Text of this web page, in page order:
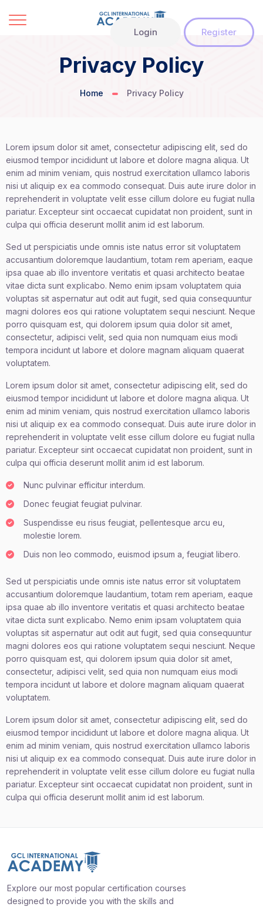
Login Register
Privacy Policy
Home Privacy Policy
Lorem ipsum dolor sit amet, consectetur adipiscing elit, sed do
eiusmod tempor incididunt ut labore et dolore magna aliqua. Ut
enim ad minim veniam, quis nostrud exercitation ullamco laboris
nisi ut aliquip ex ea commodo consequat. Duis aute irure dolor in
reprehenderit in voluptate velit esse cillum dolore eu fugiat nulla
pariatur. Excepteur sint occaecat cupidatat non proident, sunt in
culpa qui officia deserunt mollit anim id est laborum.
Sed ut perspiciatis unde omnis iste natus error sit voluptatem
accusantium doloremque laudantium, totam rem aperiam, eaque
ipsa quae ab illo inventore veritatis et quasi architecto beatae
vitae dicta sunt explicabo. Nemo enim ipsam voluptatem quia
voluptas sit aspernatur aut odit aut fugit, sed quia consequuntur
magni dolores eos qui ratione voluptatem sequi nesciunt. Neque
porro quisquam est, qui dolorem ipsum quia dolor sit amet,
consectetur, adipisci velit, sed quia non numquam eius modi
tempora incidunt ut labore et dolore magnam aliquam quaerat
voluptatem.
Lorem ipsum dolor sit amet, consectetur adipiscing elit, sed do
eiusmod tempor incididunt ut labore et dolore magna aliqua. Ut
enim ad minim veniam, quis nostrud exercitation ullamco laboris
nisi ut aliquip ex ea commodo consequat. Duis aute irure dolor in
reprehenderit in voluptate velit esse cillum dolore eu fugiat nulla
pariatur. Excepteur sint occaecat cupidatat non proident, sunt in
culpa qui officia deserunt mollit anim id est laborum.
Nunc pulvinar efficitur interdum.
Donec feugiat feugiat pulvinar.
Suspendisse eu risus feugiat, pellentesque arcu eu,
molestie lorem.
Duis non leo commodo, euismod ipsum a, feugiat libero.
Sed ut perspiciatis unde omnis iste natus error sit voluptatem
accusantium doloremque laudantium, totam rem aperiam, eaque
ipsa quae ab illo inventore veritatis et quasi architecto beatae
vitae dicta sunt explicabo. Nemo enim ipsam voluptatem quia
voluptas sit aspernatur aut odit aut fugit, sed quia consequuntur
magni dolores eos qui ratione voluptatem sequi nesciunt. Neque
porro quisquam est, qui dolorem ipsum quia dolor sit amet,
consectetur, adipisci velit, sed quia non numquam eius modi
tempora incidunt ut labore et dolore magnam aliquam quaerat
voluptatem.
Lorem ipsum dolor sit amet, consectetur adipiscing elit, sed do
eiusmod tempor incididunt ut labore et dolore magna aliqua. Ut
enim ad minim veniam, quis nostrud exercitation ullamco laboris
nisi ut aliquip ex ea commodo consequat. Duis aute irure dolor in
reprehenderit in voluptate velit esse cillum dolore eu fugiat nulla
pariatur. Excepteur sint occaecat cupidatat non proident, sunt in
culpa qui officia deserunt mollit anim id est laborum.
Explore our most popular certification courses
designed to provide you with the skills and